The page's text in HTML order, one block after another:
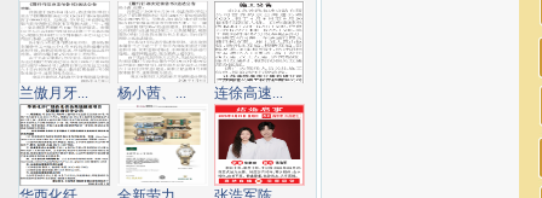
兰傲月牙... 杨小茜、... 连徐高速...